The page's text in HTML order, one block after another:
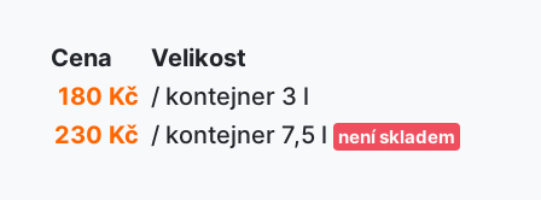
Cena
Velikost
180 Kč / kontejner 3 l
230 Kč / kontejner 7,5 l není skladem